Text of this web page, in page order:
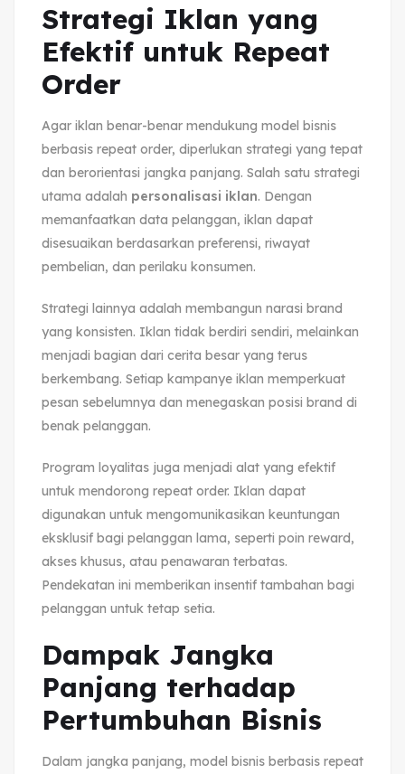
Strategi Iklan yang
Efektif untuk Repeat
Order
Agar iklan benar-benar mendukung model bisnis
berbasis repeat order, diperlukan strategi yang tepat
dan berorientasi jangka panjang. Salah satu strategi
utama adalah personalisasi iklan. Dengan
memanfaatkan data pelanggan, iklan dapat
disesuaikan berdasarkan preferensi, riwayat
pembelian, dan perilaku konsumen.
Strategi lainnya adalah membangun narasi brand
yang konsisten. Iklan tidak berdiri sendiri, melainkan
menjadi bagian dari cerita besar yang terus
berkembang. Setiap kampanye iklan memperkuat
pesan sebelumnya dan menegaskan posisi brand di
benak pelanggan.
Program loyalitas juga menjadi alat yang efektif
untuk mendorong repeat order. Iklan dapat
digunakan untuk mengomunikasikan keuntungan
eksklusif bagi pelanggan lama, seperti poin reward,
akses khusus, atau penawaran terbatas.
Pendekatan ini memberikan insentif tambahan bagi
pelanggan untuk tetap setia.
Dampak Jangka
Panjang terhadap
Pertumbuhan Bisnis
Dalam jangka panjang, model bisnis berbasis repeat